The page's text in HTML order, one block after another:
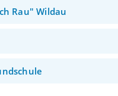
Rau" Wildau